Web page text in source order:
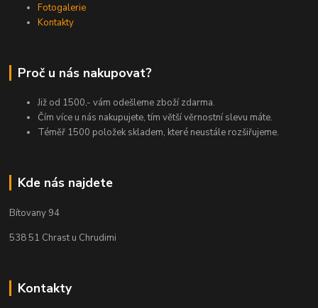
Fotogalerie
Kontakty
Proč u nás nakupovat?
Již od 1500,- vám odešleme zboží zdarma.
Čím více u nás nakupujete, tím větší věrnostní slevu máte.
Téměř 1500 položek skladem, které neustále rozšiřujeme.
Kde nás najdete
Bítovany 94
538 51 Chrast u Chrudimi
Kontakty